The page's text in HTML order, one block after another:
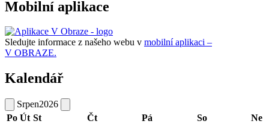
Mobilní aplikace
Sledujte informace z našeho webu v mobilní aplikaci –
V OBRAZE.
Kalendář
Srpen2026
Po Út St Čt Pá So Ne